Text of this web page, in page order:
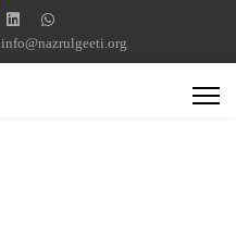
info@nazrulgeeti.org